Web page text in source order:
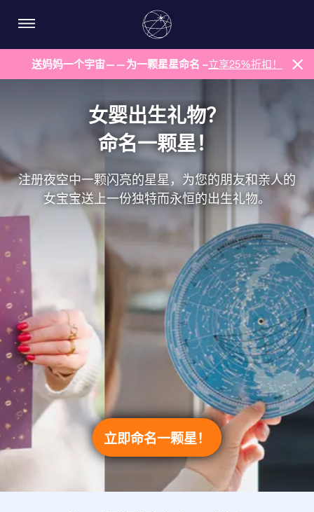
送妈妈一个宇宙——为一颗星星命名 –立享25%折扣！
女婴出生礼物？
命名一颗星！
注册夜空中一颗闪亮的星星，为您的朋友和亲人的
女宝宝送上一份独特而永恒的出生礼物。
立即命名一颗星！